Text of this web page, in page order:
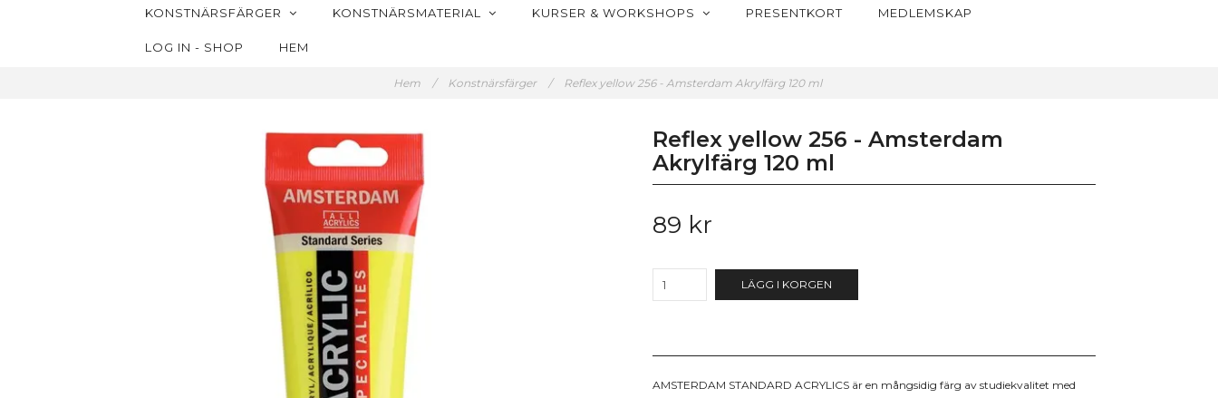
KONSTNÄRSFÄRGER KONSTNÄRSMATERIAL KURSER & WORKSHOPS PRESENTKORT MEDLEMSKAP
LOG IN - SHOP HEM
Hem / Konstnärsfärger / Reflex yellow 256 - Amsterdam Akrylfärg 120 ml
Reflex yellow 256 - Amsterdam
Akrylfärg 120 ml
89 kr
LÄGG I KORGEN
AMSTERDAM STANDARD ACRYLICS är en mångsidig färg av studiekvalitet med